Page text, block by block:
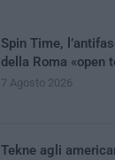
Spin Time,
della Roma «open
7 Agosto 2026
Tekne agli